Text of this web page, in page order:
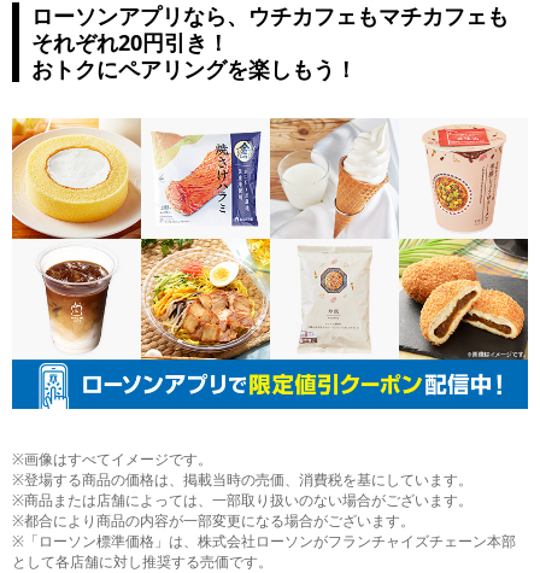
ローソンアプリなら、ウチカフェもマチカフェも
それぞれ20円引き！
おトクにペアリングを楽しもう！
※画像はすべてイメージです。
※登場する商品の価格は、掲載当時の売価、消費税を基にしています。
※商品または店舗によっては、一部取り扱いのない場合がございます。
※都合により商品の内容が一部変更になる場合がございます。
※「ローソン標準価格」は、株式会社ローソンがフランチャイズチェーン本部
として各店舗に対し推奨する売価です。